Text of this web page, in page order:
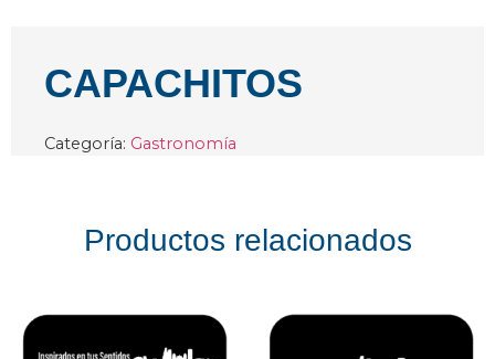
CAPACHITOS
Categoría: Gastronomía
Productos relacionados